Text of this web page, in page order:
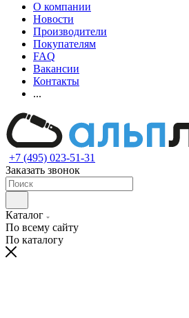
О компании
Новости
Производители
Покупателям
FAQ
Вакансии
Контакты
...
+7 (495) 023-51-31
Заказать звонок
Каталог
По всему сайту
По каталогу